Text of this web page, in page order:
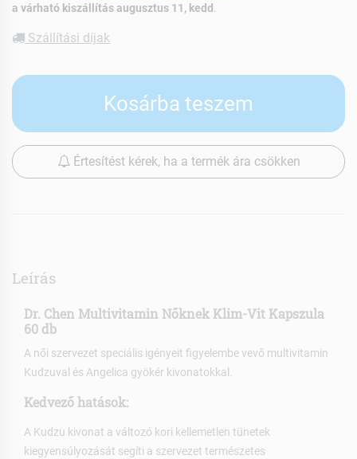
a várható kiszállítás augusztus 11, kedd
Szállítási díjak
Kosárba teszem
Értesítést kérek, ha a termék ára csökken
Leírás
Dr. Chen Multivitamin Nőknek Klim-Vit Kapszula
60 db
A női szervezet speciális igényeit figyelembe vevő multivitamin
Kudzuval és Angelica gyökér kivonatokkal.
Kedvező hatások:
A Kudzu kivonat a változó kori kellemetlen tünetek
kiegyensúlyozását segíti a szervezet természetes